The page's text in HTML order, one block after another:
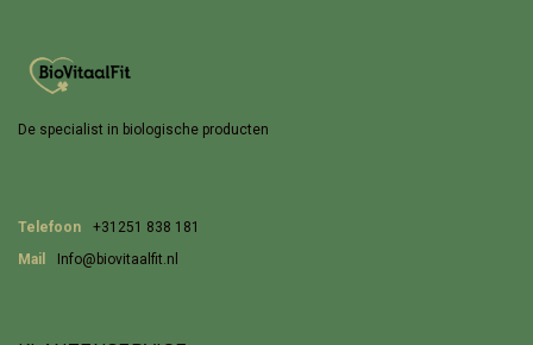
De specialist in biologische producten
Telefoon
+31251 838 181
Mail
Info@biovitaalfit.nl